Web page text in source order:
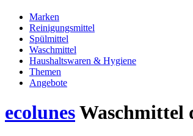
Marken
Reinigungsmittel
Spülmittel
Waschmittel
Haushaltswaren & Hygiene
Themen
Angebote
ecolunesWaschmittel